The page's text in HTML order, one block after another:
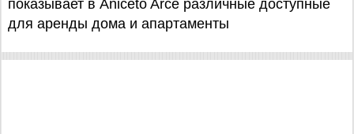
показывает в Aniceto Arce различные доступные
для аренды дома и апартаменты